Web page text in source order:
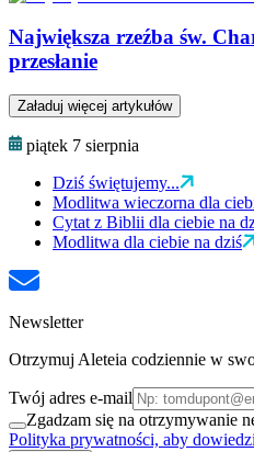
Największa rzeźba św.
przesłanie
Załaduj więcej artykułów
piątek 7 sierpnia
Dziś świętujemy...
Modlitwa wieczorna dla
Cytat z Biblii dla ciebie na
Modlitwa dla ciebie na dziś
Newsletter
Otrzymuj Aleteia codziennie w
Twój adres e-mail
Zgadzam się na otrzymywanie
Polityka prywatności, aby